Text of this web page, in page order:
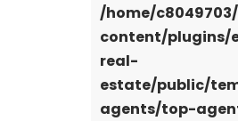
/home/
content/plugins/
real-
estate/public/
agents/top-